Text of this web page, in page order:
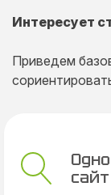
Интересует
Приведем
сайт